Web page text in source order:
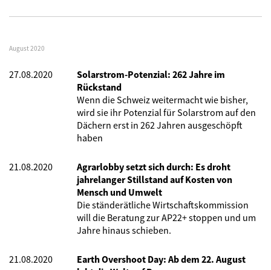
August 2020
27.08.2020
Solarstrom-Potenzial: 262 Jahre im
Rückstand
Wenn die Schweiz weitermacht wie bisher,
wird sie ihr Potenzial für Solarstrom auf den
Dächern erst in 262 Jahren ausgeschöpft
haben
21.08.2020
Agrarlobby setzt sich durch: Es droht
jahrelanger Stillstand auf Kosten von
Mensch und Umwelt
Die ständerätliche Wirtschaftskommission
will die Beratung zur AP22+ stoppen und um
Jahre hinaus schieben.
21.08.2020
Earth Overshoot Day: Ab dem 22. August